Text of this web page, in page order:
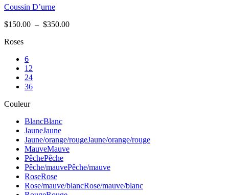
Coussin D’urne
$150.00 – $350.00Plage
Roses
6
12
24
36
Couleur
BlancBlanc
JauneJaune
Jaune/orange/rougeJaune/orange/rouge
MauveMauve
PêchePêche
Pêche/mauvePêche/mauve
RoseRose
Rose/mauve/blancRose/mauve/blanc